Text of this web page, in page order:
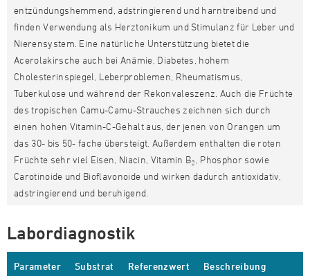
entzündungshemmend, adstringierend und harntreibend und
finden Verwendung als Herztonikum und Stimulanz für Leber und
Nierensystem. Eine natürliche Unterstützung bietet die
Acerolakirsche auch bei Anämie, Diabetes, hohem
Cholesterinspiegel, Leberproblemen, Rheumatismus,
Tuberkulose und während der Rekonvaleszenz. Auch die Früchte
des tropischen Camu-Camu-Strauches zeichnen sich durch
einen hohen Vitamin-C-Gehalt aus, der jenen von Orangen um
das 30- bis 50- fache übersteigt. Außerdem enthalten die roten
Früchte sehr viel Eisen, Niacin, Vitamin B2
, Phosphor sowie
Carotinoide und Bioflavonoide und wirken dadurch antioxidativ,
adstringierend und beruhigend.
Labordiagnostik
Parameter Substrat Referenzwert Beschreibung